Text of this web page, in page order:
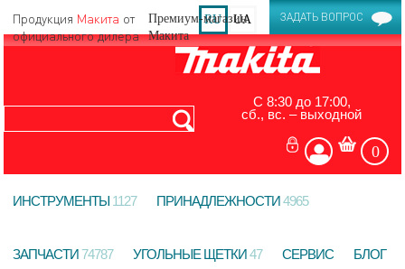
Продукция Макита от
официального дилера
ЗАДАТЬ ВОПРОС
RU UA
С 8:30 до 17:00,
сб., вс. – выходной
0
ИНСТРУМЕНТЫ 1127 ПРИНАДЛЕЖНОСТИ4965
ЗАПЧАСТИ74787 УГОЛЬНЫЕ ЩЕТКИ47 СЕРВИС БЛОГ